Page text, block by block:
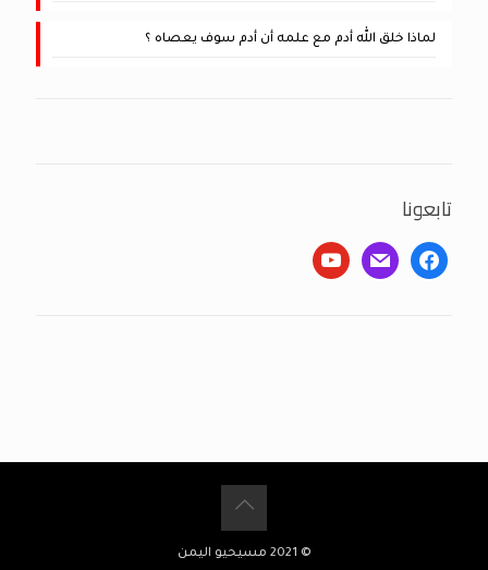
لماذا خلق الله أدم مع علمه أن أدم سوف يعصاه ؟
تابعونا
facebook
mail
youtube
© 2021 مسيحيو اليمن